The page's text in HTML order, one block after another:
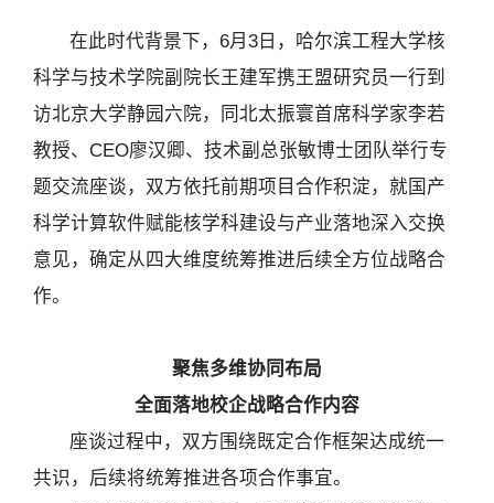
在此时代背景下，6月3日，哈尔滨工程大学核
科学与技术学院副院长王建军携王盟研究员一行到
访北京大学静园六院，同北太振寰首席科学家李若
教授、CEO廖汉卿、技术副总张敏博士团队举行专
题交流座谈，双方依托前期项目合作积淀，就国产
科学计算软件赋能核学科建设与产业落地深入交换
意见，确定从四大维度统筹推进后续全方位战略合
作。
聚焦多维协同布局
全面落地校企战略合作内容
座谈过程中，双方围绕既定合作框架达成统一
共识，后续将统筹推进各项合作事宜。